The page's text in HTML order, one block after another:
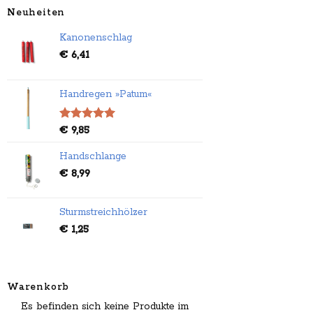
Neuheiten
Kanonenschlag
€ 6,41
Handregen »Patum«
Bewertet
von 5
€ 9,85
Handschlange
€ 8,99
Sturmstreichhölzer
€ 1,25
Warenkorb
Es befinden sich keine Produkte im